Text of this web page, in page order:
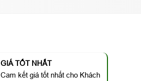
GIÁ TỐT NHẤT
Cam kết giá tốt nhất cho Khách